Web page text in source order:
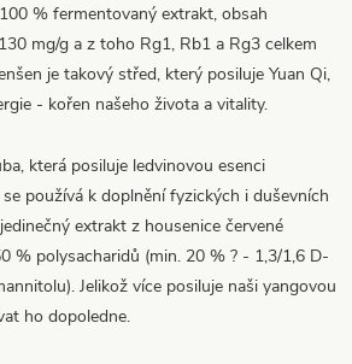
% fermentovaný extrakt, obsah
mg/g a z toho Rg1, Rb1 a Rg3 celkem
je takový střed, který posiluje Yuan Qi,
- kořen našeho života a vitality.
která posiluje ledvinovou esenci
používá k doplnění fyzických i duševních
extrakt z housenice červené
% polysacharidů (min. 20 % ? - 1,3/1,6 D-
Jelikož více posiluje naši yangovou
ho dopoledne.